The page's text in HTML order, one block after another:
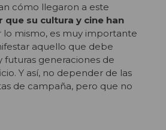
cómo llegaron a este
su cultura y cine han
lo mismo, es muy importante
aquello que debe
futuras generaciones de
Y así, no depender de las
de campaña, pero que no